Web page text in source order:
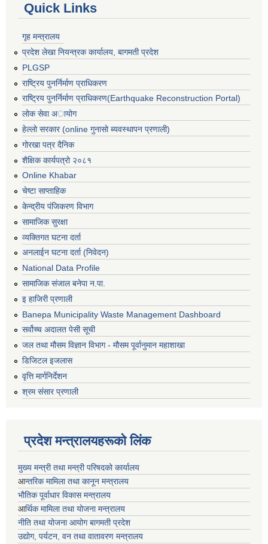
Quick Links
गृह मन्त्रालय
प्रदेश लेखा नियन्त्रक कार्यालय, बागमती प्रदेश
PLGSP
राष्ट्रिय पुनर्निर्माण प्राधिकरण
राष्ट्रिय पुनर्निर्माण प्राधिकरण(Earthquake Reconstruction Portal)
लोक सेवा अायोग
हेल्लो सरकार (online गुनासो ब्यवस्थापन प्रणाली)
गोरखा पत्र दैनिक
शैक्षिक कार्यपत्रो २०८१
Online Khabar
चेष्टा साप्ताहिक
केन्द्रीय पंजिकरण विभाग
सामाजिक सुरक्षा
व्यक्तिगत घटना दर्ता
अनलाईन घटना दर्ता (निवेदन)
National Data Profile
सामाजिक संजाल बनेपा न.पा.
इ हाजिरी प्रणाली
Banepa Municipality Waste Management Dashboard
सर्वोच्च अदालत पेसी सूची
जल तथा मौसम विज्ञान विभाग - मौसम पूर्वानुमान महाशाखा
डिजिटल इजलास
वृत्ति मार्गनिर्देशन
श्रम संसार प्रणाली
प्रदेश मन्त्रालयहरूको लिंक
मुख्य मन्त्री तथा मन्त्री परिषदको कार्यालय
आन्तरिक मामिला तथा कानून मन्त्रालय
भाैतिक पूर्वाधार विकास मन्त्रालय
आर्थिक मामिला तथा योजना मन्त्रालय
नीति तथा योजना आयोग बागमती प्रदेश
उद्योग, पर्यटन, वन तथा वातावरण मन्त्रालय